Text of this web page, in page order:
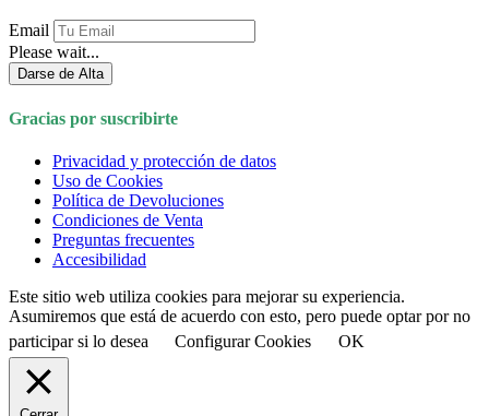
Email
Please wait...
Darse de Alta
Gracias por suscribirte
Privacidad y protección de datos
Uso de Cookies
Política de Devoluciones
Condiciones de Venta
Preguntas frecuentes
Accesibilidad
Este sitio web utiliza cookies para mejorar su experiencia.
Asumiremos que está de acuerdo con esto, pero puede optar por no
participar si lo desea
Configurar Cookies OK